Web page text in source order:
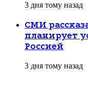
3 дня тому назад
СМИ
планирует
Россией
3 дня тому назад